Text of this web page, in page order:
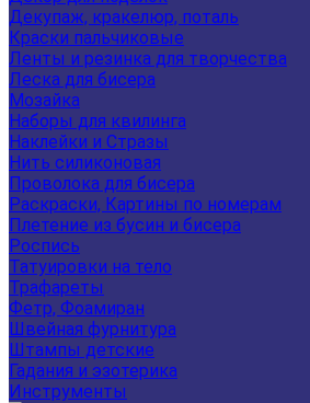
Декупаж, кракелюр, поталь
Краски пальчиковые
Ленты и резинка для творчества
Леска для бисера
Мозайка
Наборы для квилинга
Наклейки и Стразы
Нить силиконовая
Проволока для бисера
Раскраски, Картины по номерам
Плетение из бусин и бисера
Роспись
Татуировки на тело
Трафареты
Фетр, Фоамиран
Швейная фурнитура
Штампы детские
Гадания и эзотерика
Инструменты